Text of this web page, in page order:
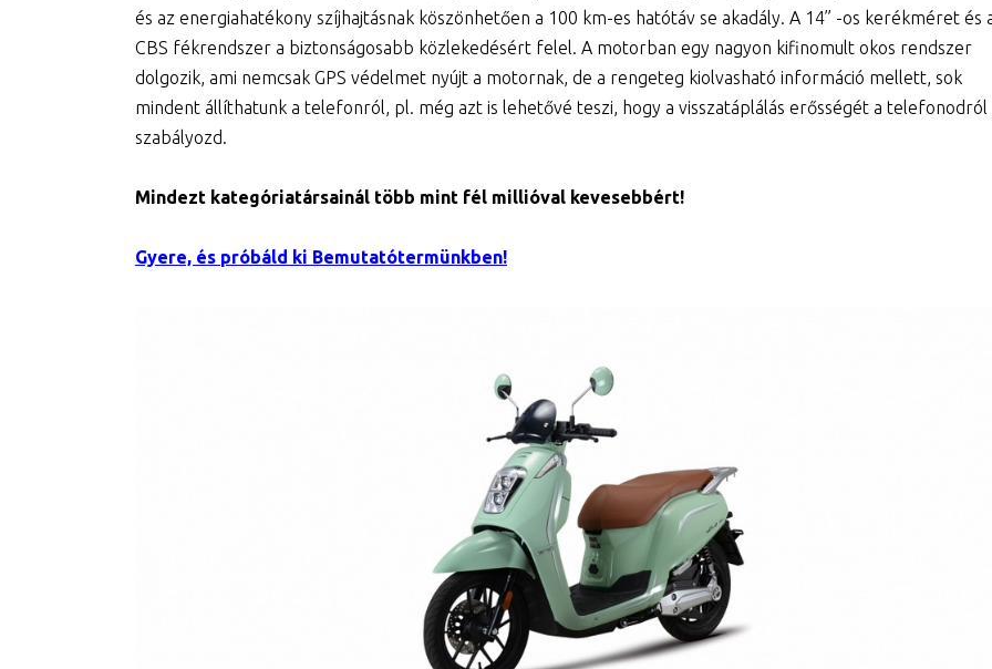
és az energiahatékony szíjhajtásnak köszönhetően a 100 km-es hatótáv se akadály. A 14” -os kerékméret és
CBS fékrendszer a biztonságosabb közlekedésért felel. A motorban egy nagyon kifinomult okos rendszer
dolgozik, ami nemcsak GPS védelmet nyújt a motornak, de a rengeteg kiolvasható információ mellett, sok
mindent állíthatunk a telefonról, pl. még azt is lehetővé teszi, hogy a visszatáplálás erősségét a telefonodról
szabályozd.
Mindezt kategóriatársainál több mint fél millióval kevesebbért!
Gyere, és próbáld ki Bemutatótermünkben!